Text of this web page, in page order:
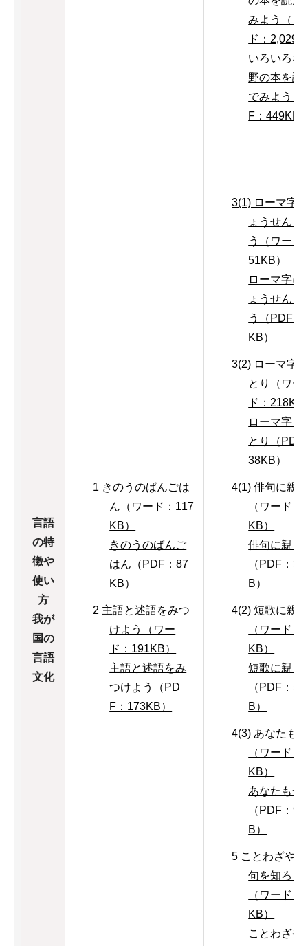
みよう（ワ
ド：
いろいろな
野の本を読
でみよう（
F：449KB
言語
の特
徴や
使い
方
我が
国の
言語
文化
1 きのうのばんごは
ん（ワード：117
KB）
きのうのばんご
はん（PDF：87
KB）
2 主語と述語をみつ
けよう（ワー
ド：191KB）
主語と述語をみ
つけよう（PD
F：173KB）
3(1) ローマ字
ょうせんし
う（ワード
51KB）
ローマ字に
ょうせんし
う（PDF：
KB）
3(2) ローマ字
とり（ワー
ド：218KB
ローマ字し
とり（PDF
38KB）
4(1) 俳句に親
（ワード：
KB）
俳句に親し
（PDF：
B）
4(2) 短歌に親
（ワード：
KB）
短歌に親し
（PDF：
B）
4(3) あなたも
（ワード：
KB）
あなたも一
（PDF：
B）
5 ことわざや
句を知ろう
（ワード：
KB）
ことわざや